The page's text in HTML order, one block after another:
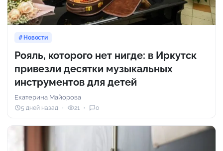
Новости
Рояль, которого нет нигде: в Иркутск
привезли десятки музыкальных
инструментов для детей
Екатерина Майорова
5 дней назад 21 0